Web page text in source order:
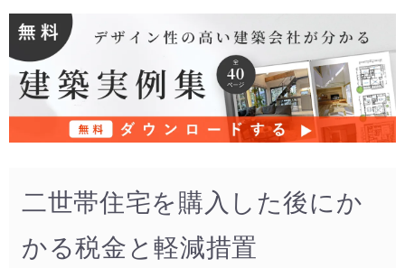
二世帯住宅を購入した後にか
かる税金と軽減措置